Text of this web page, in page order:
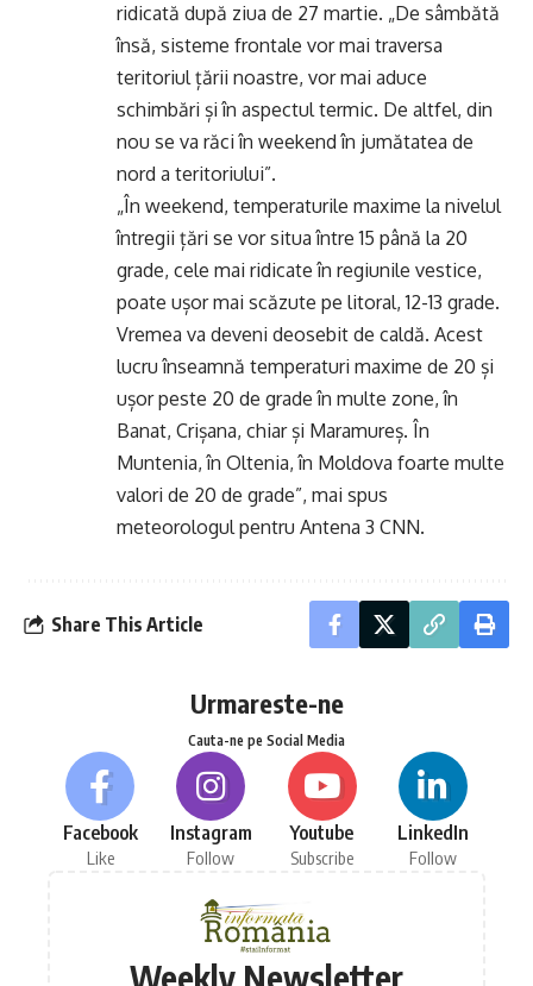
ridicată după ziua de 27 martie. „De sâmbătă
însă, sisteme frontale vor mai traversa
teritoriul țării noastre, vor mai aduce
schimbări și în aspectul termic. De altfel, din
nou se va răci în weekend în jumătatea de
nord a teritoriului”.
„În weekend, temperaturile maxime la nivelul
întregii țări se vor situa între 15 până la 20
grade, cele mai ridicate în regiunile vestice,
poate ușor mai scăzute pe litoral, 12-13 grade.
Vremea va deveni deosebit de caldă. Acest
lucru înseamnă temperaturi maxime de 20 și
ușor peste 20 de grade în multe zone, în
Banat, Crișana, chiar și Maramureș. În
Muntenia, în Oltenia, în Moldova foarte multe
valori de 20 de grade”, mai spus
meteorologul pentru Antena 3 CNN.
Share This Article
Urmareste-ne
Cauta-ne pe Social Media
Facebook
Like
Instagram
Follow
Youtube
Subscribe
LinkedIn
Follow
Weekly Newsletter